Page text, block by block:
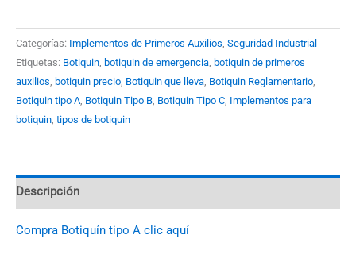
Categorías: Implementos de Primeros Auxilios Seguridad Industrial
Etiquetas: Botiquin botiquin de emergencia botiquin de primeros
auxilios botiquin precio Botiquin que lleva Botiquin Reglamentario
Botiquin tipo A Botiquin Tipo B Botiquin Tipo C Implementos para
botiquin tipos de botiquin
Descripción
Compra Botiquín tipo A clic aquí